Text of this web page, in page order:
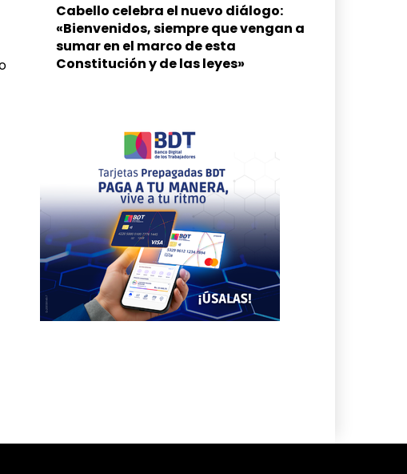
Cabello celebra el nuevo diálogo:
«Bienvenidos, siempre que vengan a
sumar en el marco de esta
Constitución y de las leyes»